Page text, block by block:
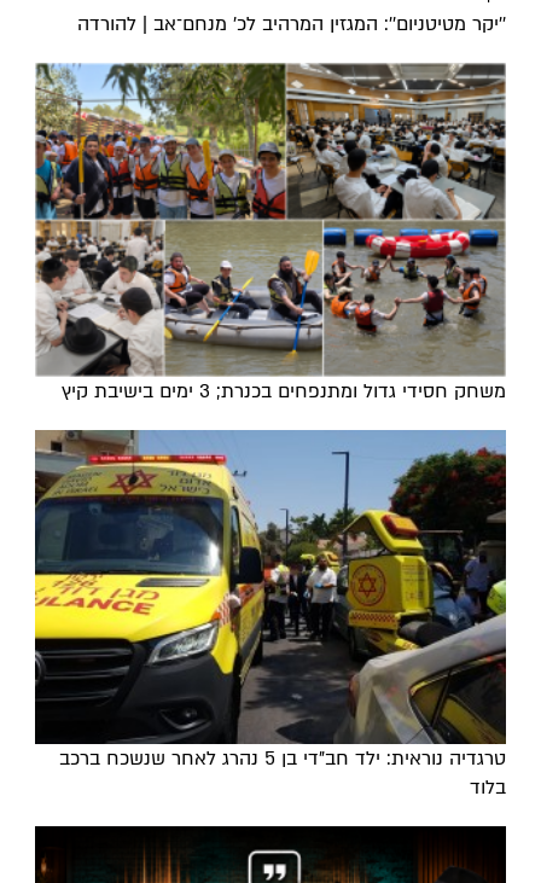
''יקר מטיטניום'': המגזין המרהיב לכ’ מנחם־אב | להורדה
משחק חסידי גדול ומתנפחים בכנרת; 3 ימים בישיבת קיץ
טרגדיה נוראית: ילד חב"די בן 5 נהרג לאחר שנשכח ברכב
בלוד